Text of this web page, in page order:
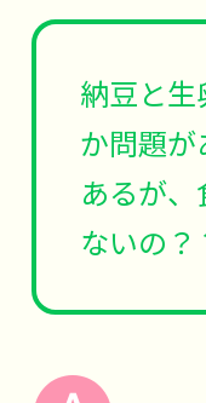
納豆と
か問題
あるが
ないの？